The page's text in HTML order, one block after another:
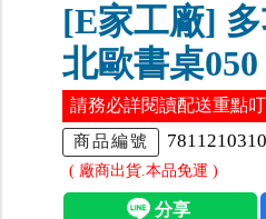
[E家工廠]
北歐書桌
請務必詳閱讀配送重點
商品編號
( 廠商出貨.本品免運 )